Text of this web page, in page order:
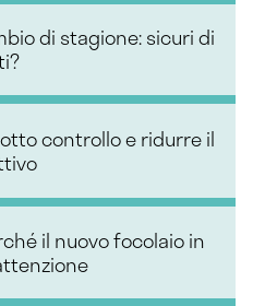
di stagione: sicuri di
controllo e ridurre il
il nuovo focolaio in